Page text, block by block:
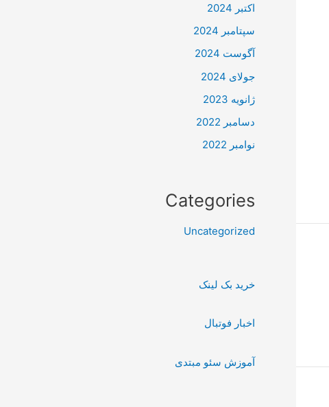
اکتبر 2024
سپتامبر 2024
آگوست 2024
جولای 2024
ژانویه 2023
دسامبر 2022
نوامبر 2022
Categories
Uncategorized
خرید بک لینک
اخبار فوتبال
آموزش سئو مبتدی